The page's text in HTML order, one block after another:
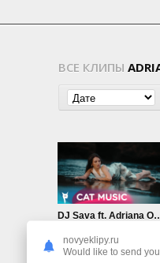
ВСЕ КЛИПЫ
DJ Sava ft. Adriana
novyeklipy.ru
Would like to send